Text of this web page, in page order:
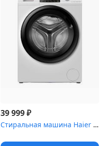
39 999₽
Стиральная машина Haier HW70-BP12959AE